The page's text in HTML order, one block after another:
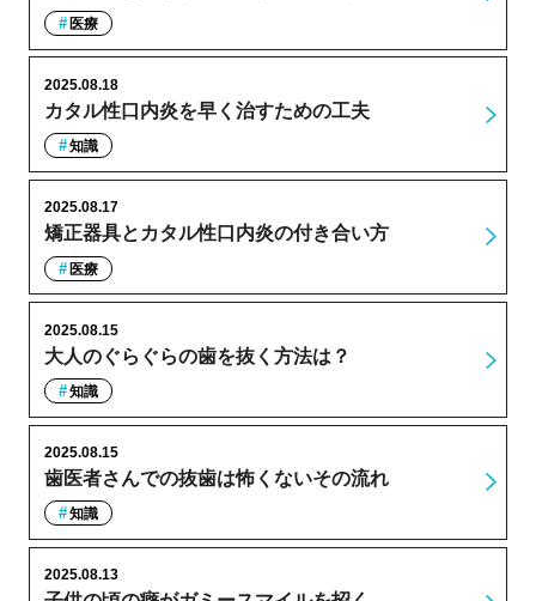
医療
カタル性口内炎を早く治すための工夫
2025.08.18
知識
矯正器具とカタル性口内炎の付き合い方
2025.08.17
医療
大人のぐらぐらの歯を抜く方法は？
2025.08.15
知識
歯医者さんでの抜歯は怖くないその流れ
2025.08.15
知識
2025.08.13